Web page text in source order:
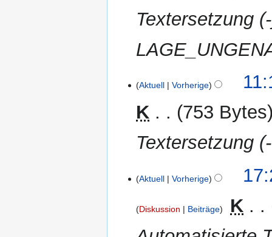
Textersetzung
AprilAktuell Vorherige
K
753 Bytes
Textersetzung (-
MärzAktuell Vorherige
Diskussion Beiträge
K